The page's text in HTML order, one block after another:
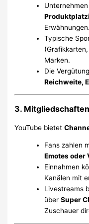
Erwähnungen.
Typische
Marken.
Die
Reichweite,
3.
YouTube bietet
Fans zahlen
Emotes oder
Einnahmen
Kanälen mit
Livestreams
überSuper
Zuschauer